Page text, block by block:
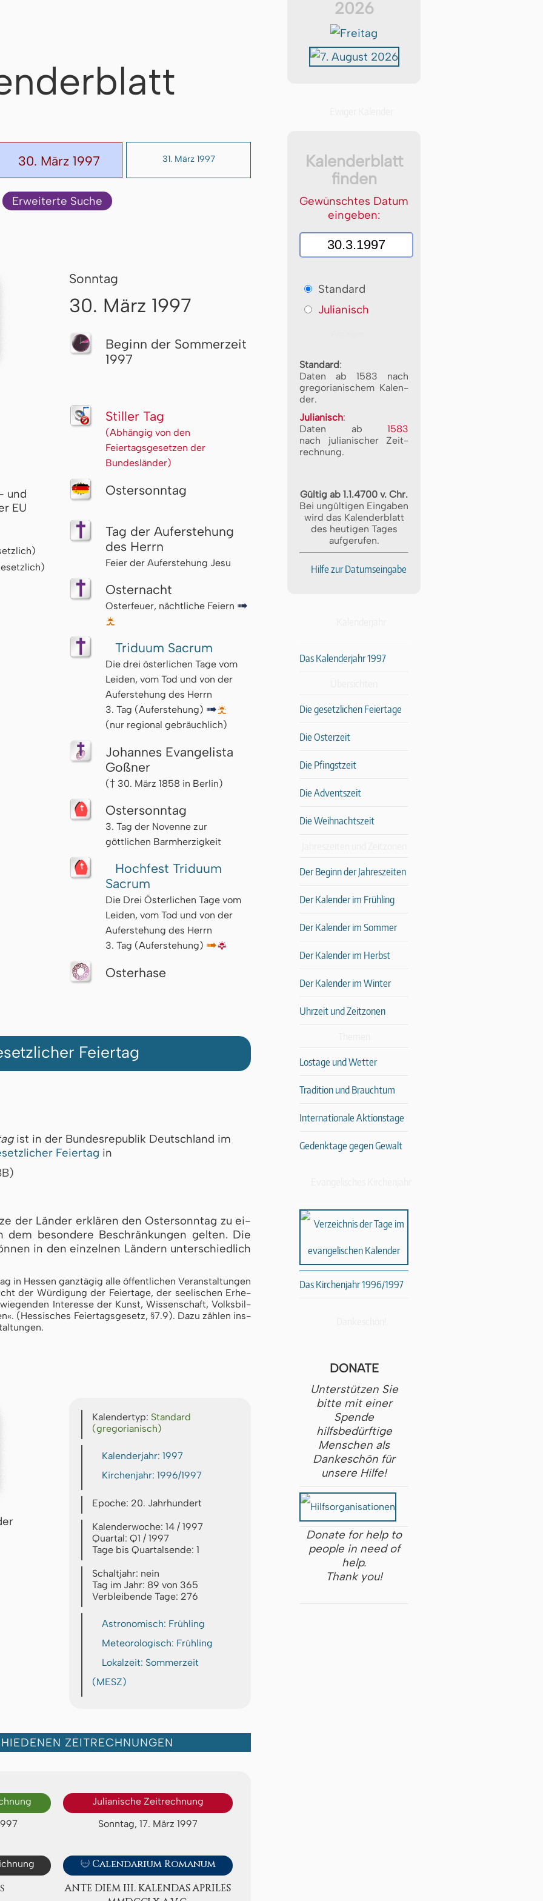
30. März 1997 31. März 1997
Erweiterte Suche
und
EU
Sonntag
30. März 1997
Beginn der Sommerzeit
1997
Stiller Tag
(Abhängig von den
Feiertagsgesetzen der
Bundesländer)
Ostersonntag
Tag der Auferstehung
des Herrn
Feier der Auferstehung Jesu
Osternacht
Osterfeuer, nächtliche Feiern ↦
🌅
Triduum Sacrum
Die drei österlichen Tage vom
Leiden, vom Tod und von der
Auferstehung des Herrn
3. Tag (Auferstehung) ↦🌅
(nur regional gebräuchlich)
Johannes Evangelista
Goßner
(† 30. März 1858 in Berlin)
Ostersonntag
3. Tag der Novenne zur
göttlichen Barmherzigkeit
Hochfest Triduum
Sacrum
Die Drei Österlichen Tage vom
Leiden, vom Tod und von der
Auferstehung des Herrn
3. Tag (Auferstehung) ↦🌇
Osterhase
Feiertag
ist in der Bundesrepublik Deutschland im
Feiertag in
der Län­der er­klä­ren den Os­ter­sonn­tag zu ei­
dem be­son­de­re Be­schrän­kun­gen gel­ten. Die
in den ein­zel­nen Län­dern un­ter­schied­lich
in Hes­sen ganz­tä­gig al­le öf­fent­li­chen Ver­an­stal­tun­gen
der Wür­di­gung der Fei­er­ta­ge, der see­li­schen Er­he­
In­ter­es­se der Kunst, Wis­sen­schaft, Volks­bil­
(Hes­si­sches Fei­er­tags­ge­setz, §7.9). Da­zu zäh­len ins­
Kalendertyp: Standard
(gregorianisch)
Kalenderjahr: 1997
Kirchenjahr: 1996/1997
Epoche: 20. Jahrhundert
Kalenderwoche: 14 / 1997
Quartal: Q1 / 1997
Tage bis Quartalsende: 1
Schaltjahr: nein
Tag im Jahr: 89 von 365
Verbleibende Tage: 276
Astronomisch: Frühling
Meteorologisch: Frühling
Lokalzeit: Sommerzeit
(MESZ)
ZEITRECHNUNGEN
Julianische Zeitrechnung
Sonntag, 17. März 1997
 Calendarium Romanum
ANTE DIEM III. KA­LEN­DAS APRI­LES
2026
Kalenderblatt
finden
Gewünschtes Datum
eingeben:
Standard
Julianisch
Standard:
Daten ab 1583 nach
gre­go­ri­a­ni­schem Ka­len­
der.
Julianisch:
Daten ab 1583
nach ju­li­a­ni­scher Zeit­
rech­nung.
Gültig ab 1.1.4700 v. Chr.
Bei ungültigen Eingaben
wird das Kalenderblatt
des heutigen Tages
aufgerufen.
Hilfe zur Datumseingabe
Das Kalenderjahr 1997
Die gesetzlichen Feiertage
Die Osterzeit
Die Pfingstzeit
Die Adventszeit
Die Weihnachtszeit
Der Beginn der Jahreszeiten
Der Kalender im Frühling
Der Kalender im Sommer
Der Kalender im Herbst
Der Kalender im Winter
Uhrzeit und Zeitzonen
Lostage und Wetter
Tradition und Brauchtum
Internationale Aktionstage
Gedenktage gegen Gewalt
Das Kirchenjahr 1996/1997
DONATE
Unterstützen Sie
bitte mit einer
Spende
hilfsbedürftige
Menschen als
Dankeschön für
unsere Hilfe!
Donate for help to
people in need of
help.
Thank you!